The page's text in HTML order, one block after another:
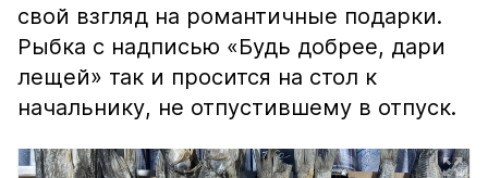
свой взгляд на романтичные подарки.
Рыбка с надписью «Будь добрее, дари
лещей» так и просится на стол к
начальнику, не отпустившему в отпуск.